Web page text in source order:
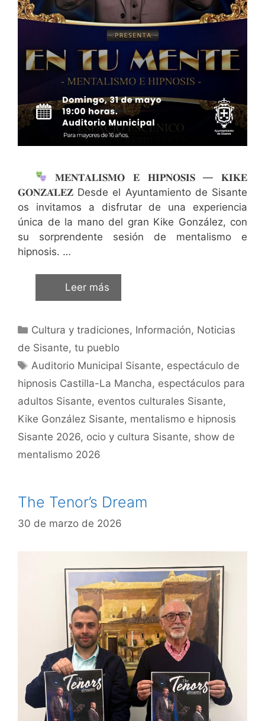
𝐌𝐄𝐍𝐓𝐀𝐋𝐈𝐒𝐌𝐎 𝐄 𝐇𝐈𝐏𝐍𝐎𝐒𝐈𝐒 — 𝐊𝐈𝐊𝐄
𝐆𝐎𝐍𝐙𝐀́𝐋𝐄𝐙 Desde el Ayuntamiento de Sisante
os invitamos a disfrutar de una experiencia
única de la mano del gran Kike González, con
su sorprendente sesión de mentalismo e
hipnosis. …
Leer más
Cultura y tradiciones, Información, Noticias
de Sisante, tu pueblo
Auditorio Municipal Sisante, espectáculo de
hipnosis Castilla-La Mancha, espectáculos para
adultos Sisante, eventos culturales Sisante,
Kike González Sisante, mentalismo e hipnosis
Sisante 2026, ocio y cultura Sisante, show de
mentalismo 2026
The Tenor’s Dream
30 de marzo de 2026